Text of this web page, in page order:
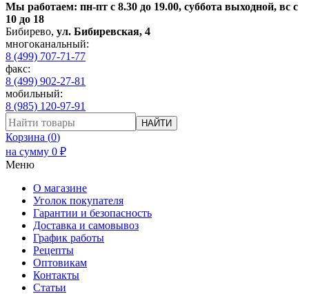
Мы работаем: пн-пт с 8.30 до 19.00, суббота выходной, вс с
10 до 18
Бибирево, ул. Бибиревская, 4
многоканальный:
8 (499) 707-71-77
факс:
8 (499) 902-27-81
мобильный:
8 (985) 120-97-91
НАЙТИ
Корзина (0)
на сумму 0 ₽
Меню
О магазине
Уголок покупателя
Гарантии и безопасность
Доставка и самовывоз
График работы
Рецепты
Оптовикам
Контакты
Статьи